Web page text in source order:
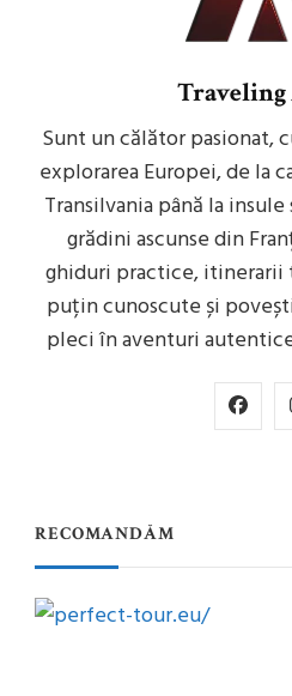
Sunt un călător pasionat,
explorarea Europei, de la
Transilvania până la
grădini ascunse din
ghiduri practice, itinerarii
puțin cunoscute și
pleci în aventuri
RECOMANDĂM